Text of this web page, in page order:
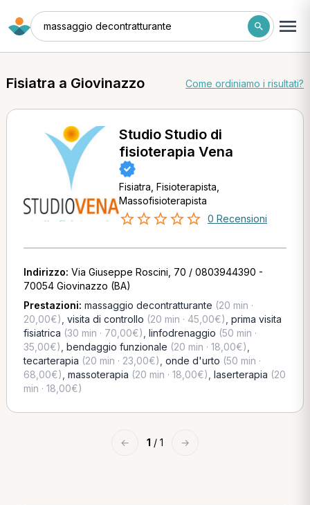
massaggio decontratturante
Fisiatra a Giovinazzo Come ordiniamo i risultati?
Studio Studio di
fisioterapia Vena
Fisiatra, Fisioterapista,
Massofisioterapista
0 Recensioni
Indirizzo: Via Giuseppe Roscini, 70 / 0803944390 -
70054 Giovinazzo (BA)
Prestazioni: massaggio decontratturante (20 min ·
20,00€) visita di controllo (20 min · 45,00€) prima visita
fisiatrica (30 min · 70,00€) linfodrenaggio (50 min ·
35,00€) bendaggio funzionale (20 min · 18,00€)
tecarterapia (20 min · 23,00€) onde d'urto (50 min ·
68,00€) massoterapia (20 min · 18,00€) laserterapia (20
min · 18,00€)
← 1 / 1 →